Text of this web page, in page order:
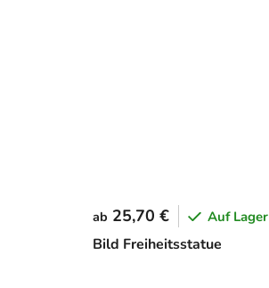
Bild Freiheitsstatue
ab 25,70 € Auf Lager